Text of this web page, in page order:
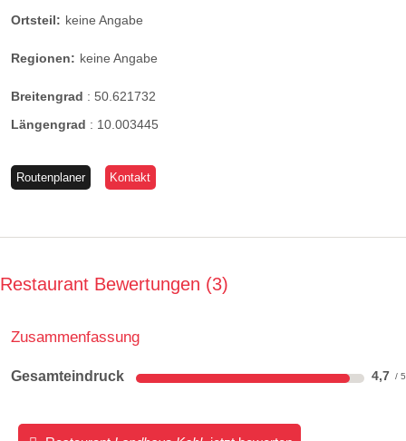
Ortsteil: keine Angabe
Regionen: keine Angabe
Breitengrad : 50.621732
Längengrad : 10.003445
Routenplaner Kontakt
Restaurant Bewertungen 3
Zusammenfassung
Gesamteindruck 4,7